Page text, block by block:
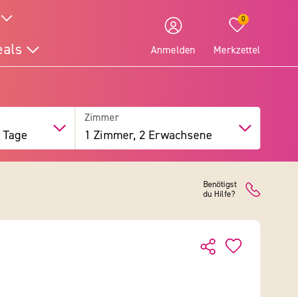
Anmelden
0
Merkzettel
Zimmer
1 Zimmer, 2 Erwachsene
Benötigst
du Hilfe?